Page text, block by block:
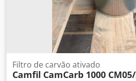
Filtro de carvão ativado
Camfil CamCarb 1000